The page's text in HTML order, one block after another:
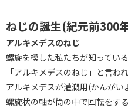
ねじの誕生(紀元前300
アルキメデスのねじ
螺旋を模した私たちが知ってい
「アルキメデスのねじ」と言わ
アルキメデスが灌漑用(かんがい
螺旋状の軸が筒の中で回転をす